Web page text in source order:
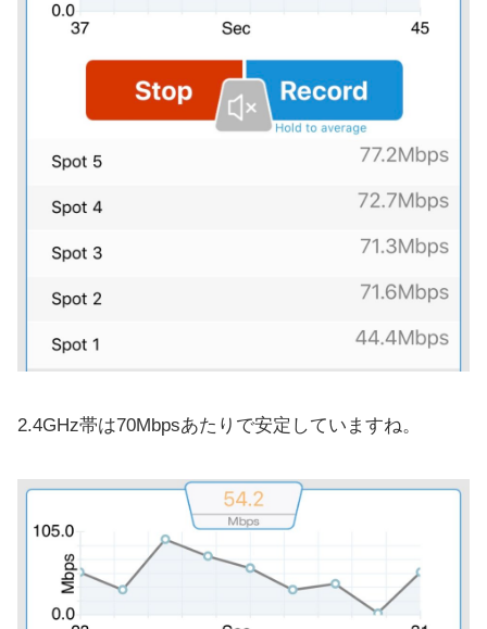
2.4GHz帯は70Mbpsあたりで安定していますね。